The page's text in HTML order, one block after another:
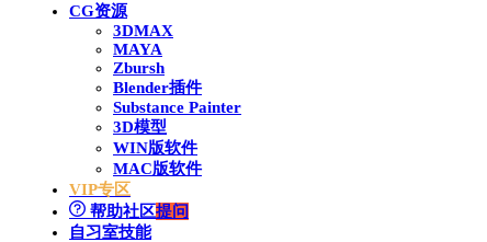
CG资源
3DMAX
MAYA
Zbursh
Blender插件
Substance Painter
3D模型
WIN版软件
MAC版软件
VIP专区
帮助社区提问
自习室技能